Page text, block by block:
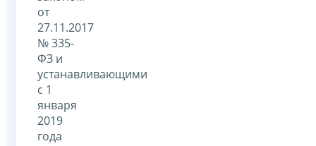
от
27.11.2017
№ 335-
ФЗ и
устанавливающими
с 1
января
2019
года